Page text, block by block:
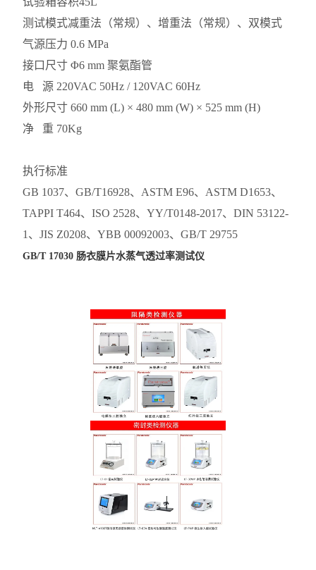
测试模式减重法（常规）、增重法（常规）、双模式
气源压力0.6 MPa
接口尺寸Φ6 mm 聚氨酯管
电 源 220VAC 50Hz / 120VAC 60Hz
外形尺寸660 mm (L) × 480 mm (W) × 525 mm (H)
净 重 70Kg
执行标准
GB 1037、GB/T16928、ASTM E96、ASTM D1653、
TAPPI T464、ISO 2528、YY/T0148-2017、DIN 53122-
1、JIS Z0208、YBB 00092003、GB/T 29755
GB/T 17030 肠衣膜片水蒸气透过率测试仪